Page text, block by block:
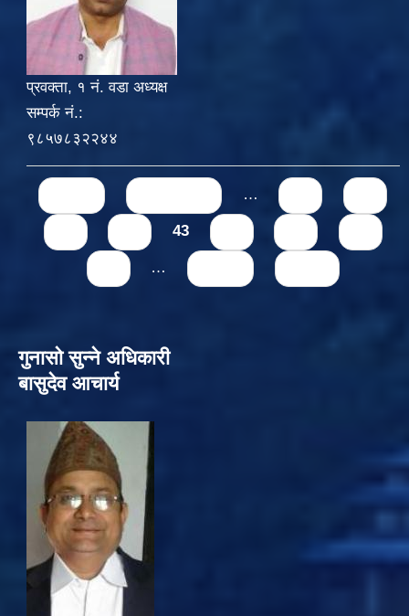
प्रवक्ता, १ नं. वडा अध्यक्ष
सम्पर्क नं.:
९८५७८३२२४४
Pages …
43
…
गुनासो सुन्‍ने अधिकारी
बासुदेव आचार्य